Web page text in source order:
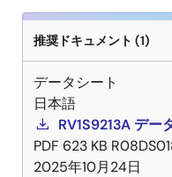
推奨ドキュメント (1)
データシート
日本語
RV1S9213A デー
PDF 623 KB
2025年10月24日